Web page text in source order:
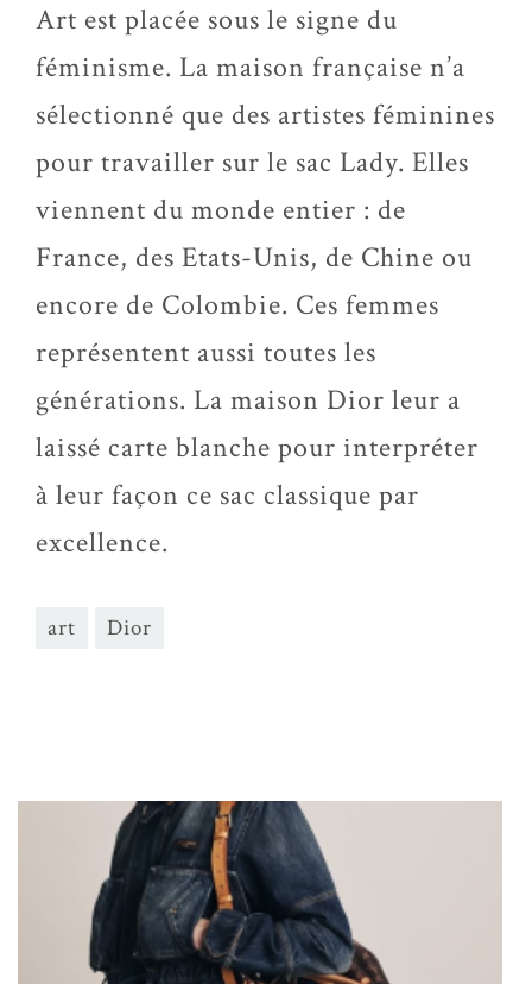
Art est placée sous le signe du
féminisme. La maison française n’a
sélectionné que des artistes féminines
pour travailler sur le sac Lady. Elles
viennent du monde entier : de
France, des Etats-Unis, de Chine ou
encore de Colombie. Ces femmes
représentent aussi toutes les
générations. La maison Dior leur a
laissé carte blanche pour interpréter
à leur façon ce sac classique par
excellence.
art Dior